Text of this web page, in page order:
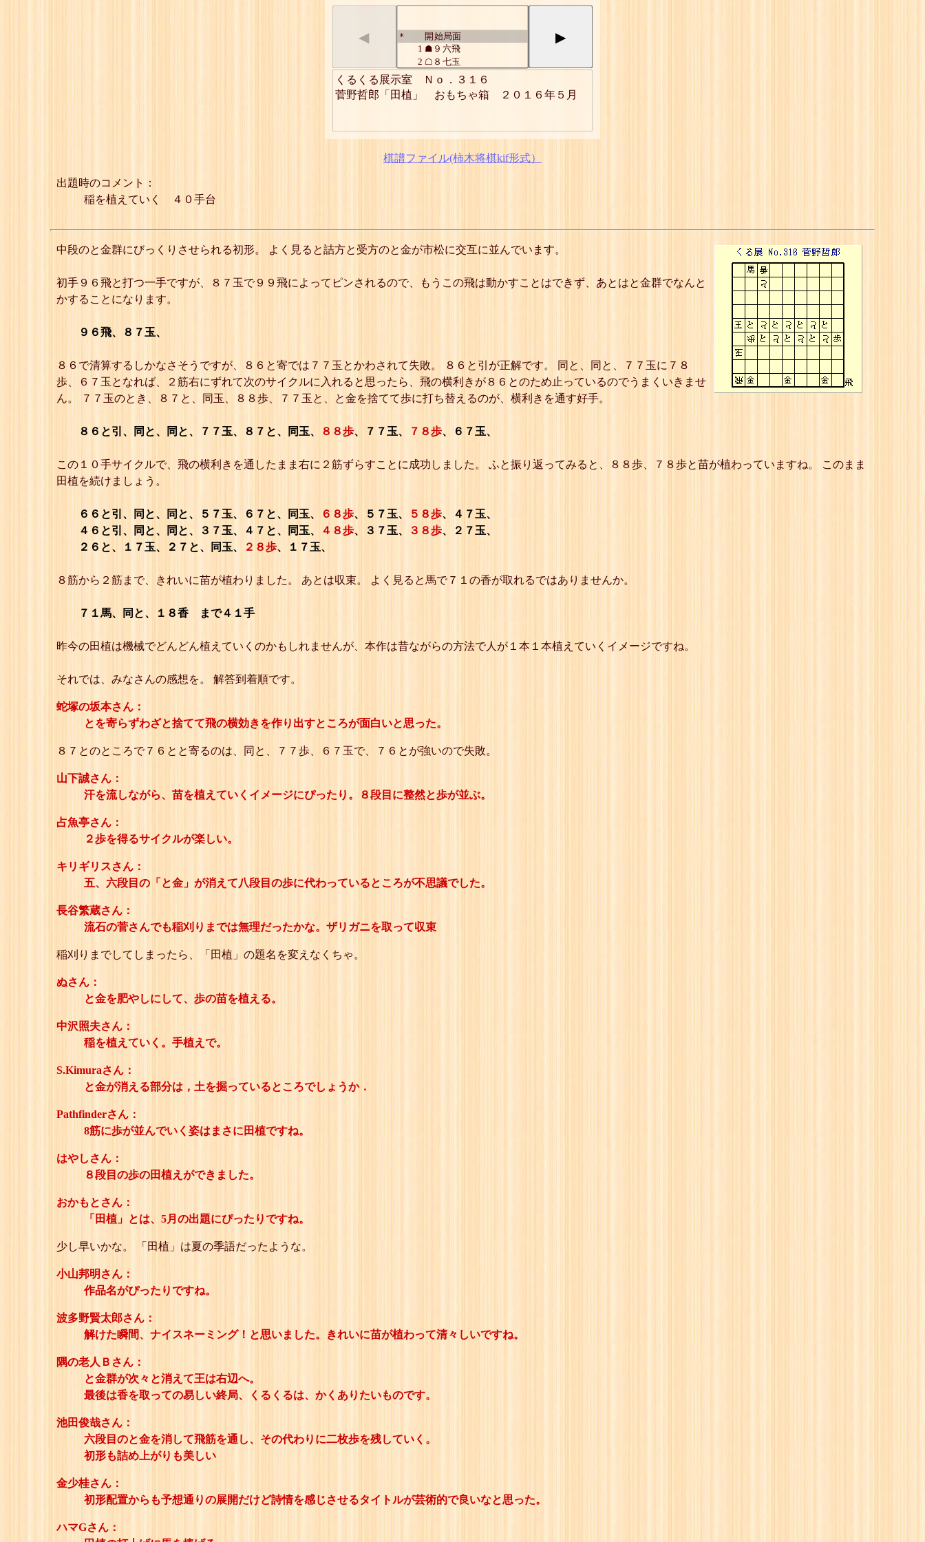
◀ * 開始局面
1 ☗９六飛
2 ☖８七玉
☗８六と引
☖同 と
☗同 と
8☖同 玉
☗８八歩
10☖７七玉
15☗同 と
17☗６七と
19☗６八歩
26☖３七玉
27☗４七と
28☖同 玉
31☗３八歩
33☗２六と
34 ☖１七玉
37 ☗２八歩
38
☖１七玉
39 ☗７一馬
詰
▶
くるくる展示室　Ｎｏ．３１６
菅野哲郎「田植」　おもちゃ箱　２０１６年５月
棋譜ファイル(柿木将棋kif形式）
出題時のコメント：
稲を植えていく ４０手台
中段のと金群にびっくりさせられる初形。 よく見ると詰方と受方のと金が市松に交互に並んでいます。
初手９６飛と打つ一手ですが、８７玉で９９飛によってピンされるので、もうこの飛は動かすことはできず、あとはと金群でなんと
かすることになります。
９６飛、８７玉、
８６で清算するしかなさそうですが、８６と寄では７７玉とかわされて失敗。 ８６と引が正解です。 同と、同と、７７玉に７８
歩、６７玉となれば、２筋右にずれて次のサイクルに入れると思ったら、飛の横利きが８６とのため止っているのでうまくいきませ
ん。 ７７玉のとき、８７と、同玉、８８歩、７７玉と、と金を捨てて歩に打ち替えるのが、横利きを通す好手。
８６と引、同と、同と、７７玉、８７と、同玉、 ８８歩、７７玉、 ７８歩、６７玉、
この１０手サイクルで、飛の横利きを通したまま右に２筋ずらすことに成功しました。 ふと振り返ってみると、８８歩、７８歩と苗が植わっていますね。 このまま
田植を続けましょう。
６６と引、同と、同と、５７玉、６７と、同玉、 ６８歩、５７玉、 ５８歩、４７玉、
４６と引、同と、同と、３７玉、４７と、同玉、
４８歩、３７玉、 ３８歩、２７玉、
２６と、１７玉、２７と、同玉、
２８歩、１７玉、
８筋から２筋まで、きれいに苗が植わりました。 あとは収束。 よく見ると馬で７１の香が取れるではありませんか。
７１馬、同と、１８香 まで４１手
昨今の田植は機械でどんどん植えていくのかもしれませんが、本作は昔ながらの方法で人が１本１本植えていくイメージですね。
それでは、みなさんの感想を。 解答到着順です。
蛇塚の坂本さん：
とを寄らずわざと捨てて飛の横効きを作り出すところが面白いと思った。
８７とのところで７６とと寄るのは、同と、７７歩、６７玉で、７６とが強いので失敗。
山下誠さん：
汗を流しながら、苗を植えていくイメージにぴったり。８段目に整然と歩が並ぶ。
占魚亭さん：
２歩を得るサイクルが楽しい。
キリギリスさん：
五、六段目の「と金」が消えて八段目の歩に代わっているところが不思議でした。
長谷繁蔵さん：
流石の菅さんでも稲刈りまでは無理だったかな。ザリガニを取って収束
稲刈りまでしてしまったら、「田植」の題名を変えなくちゃ。
ぬさん：
と金を肥やしにして、歩の苗を植える。
中沢照夫さん：
稲を植えていく。手植えで。
S.Kimuraさん：
と金が消える部分は，土を掘っているところでしょうか．
Pathfinderさん：
8筋に歩が並んでいく姿はまさに田植ですね。
はやしさん：
８段目の歩の田植えができました。
おかもとさん：
「田植」とは、5月の出題にぴったりですね。
少し早いかな。 「田植」は夏の季語だったような。
小山邦明さん：
作品名がぴったりですね。
波多野賢太郎さん：
解けた瞬間、ナイスネーミング！と思いました。きれいに苗が植わって清々しいですね。
隅の老人Ｂさん：
と金群が次々と消えて王は右辺へ。
最後は香を取っての易しい終局、くるくるは、かくありたいものです。
池田俊哉さん：
六段目のと金を消して飛筋を通し、その代わりに二枚歩を残していく。
初形も詰め上がりも美しい
金少桂さん：
初形配置からも予想通りの展開だけど詩情を感じさせるタイトルが芸術的で良いなと思った。
ハマGさん：